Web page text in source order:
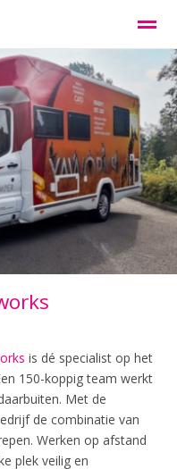
Website voor
E-mail
is dé specialist op het
150-koppig team werkt
Met de
de combinatie van
Werken op afstand
plek veilig en